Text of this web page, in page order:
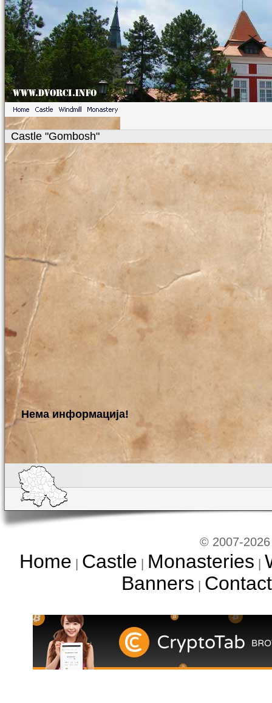
Castle "Gombosh"
Нема информација!
© 2007-
Home Castle Monasteries
Banners Contact